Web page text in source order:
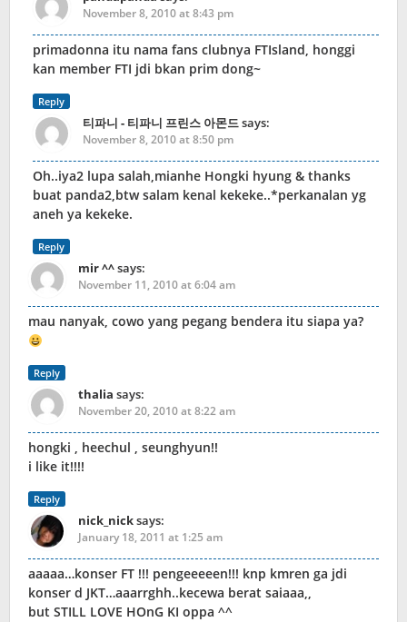
November 8, 2010 at 8:43 pm
primadonna itu nama fans clubnya FTIsland, honggi
kan member FTI jdi bkan prim dong~
Reply
티파니 - 티파니 프린스 아몬드says:
November 8, 2010 at 8:50 pm
Oh..iya2 lupa salah,mianhe Hongki hyung & thanks
buat panda2,btw salam kenal kekeke..*perkanalan yg
aneh ya kekeke.
Reply
mir ^^says:
November 11, 2010 at 6:04 am
mau nanyak, cowo yang pegang bendera itu siapa ya?
Reply
thalia says:
November 20, 2010 at 8:22 am
hongki , heechul , seunghyun!!
i like it!!!!
Reply
nick_nicksays:
January 18, 2011 at 1:25 am
aaaaa…konser FT !!! pengeeeeen!!! knp kmren ga jdi
konser d JKT…aaarrghh..kecewa berat saiaaa,,
but STILL LOVE HOnG KI oppa ^^